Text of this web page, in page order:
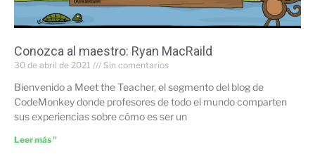
Conozca al maestro: Ryan MacRaild
30 de abril de 2021 Sin comentarios
Bienvenido a Meet the Teacher, el segmento del blog de
CodeMonkey donde profesores de todo el mundo comparten
sus experiencias sobre cómo es ser un
Leer más "